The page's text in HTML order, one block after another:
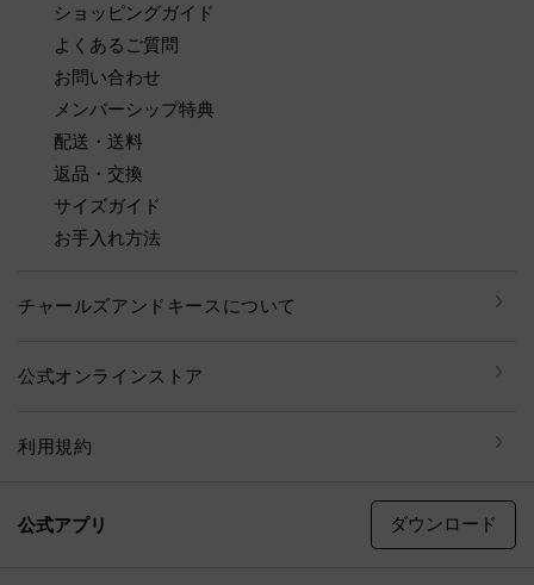
ショッピングガイド
よくあるご質問
お問い合わせ
メンバーシップ特典
配送・送料
返品・交換
サイズガイド
お手入れ方法
チャールズアンドキースについて
公式オンラインストア
利用規約
公式アプリ ダウンロード